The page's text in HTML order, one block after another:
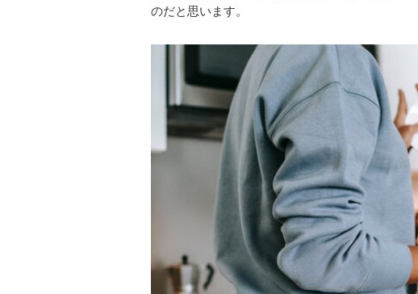
のだと思います。